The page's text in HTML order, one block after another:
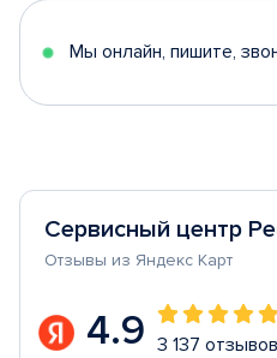
5
Мы онлайн, пишите,
Сервисный центр
Отзывы из Яндекс Карт
4.9 3 137 отзывов